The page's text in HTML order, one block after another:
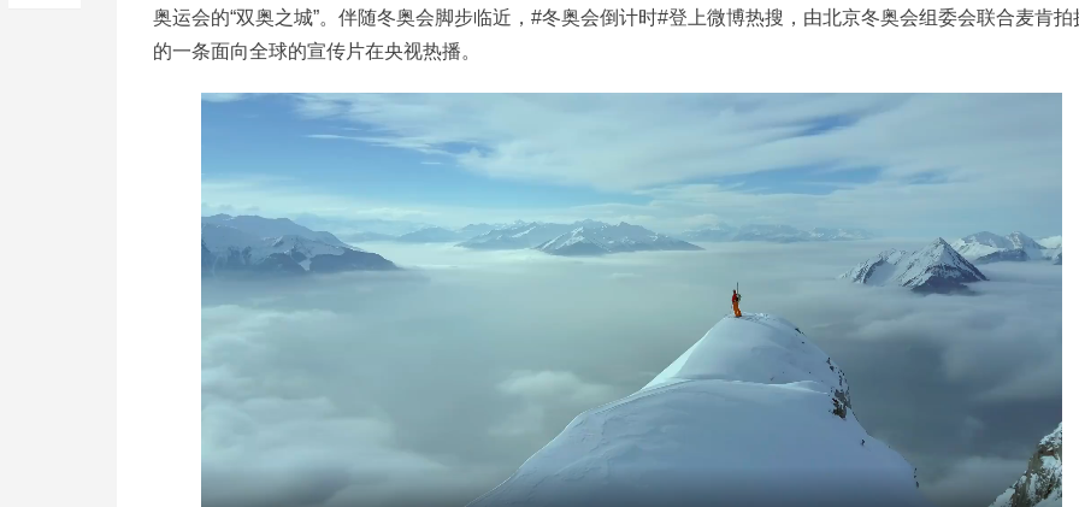
奥运会的“双奥之城”。伴随冬奥会脚步临近，#冬奥会倒计时#登上微博热搜，由北京冬奥会组委会联合麦肯拍
的一条面向全球的宣传片在央视热播。